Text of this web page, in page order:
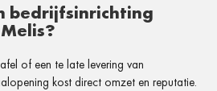
bedrijfsinrichting
of een te late levering van
kost direct omzet en reputatie.